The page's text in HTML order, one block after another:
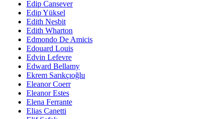
Edip Cansever
Edip Yüksel
Edith Nesbit
Edith Wharton
Edmondo De Amicis
Edouard Louis
Edvin Lefevre
Edward Bellamy
Ekrem Sarıkçıoğlu
Eleanor Coerr
Eleanor Estes
Elena Ferrante
Elias Canetti